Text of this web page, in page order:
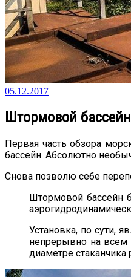
05.12.2017
Штормовой
Первая часть обзора
бассейн. Абсолютно
Снова позволю себе
Штормовой бассейн
Установка, по сути,
непрерывно на всем
диаметре